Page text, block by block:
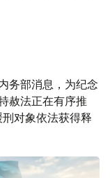
务部消息，为纪念
赦法正在有序推
对象依法获得释